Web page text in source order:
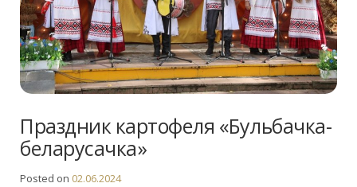
Праздник картофеля «Бульбачка-
беларусачка»
Posted on 02.06.2024